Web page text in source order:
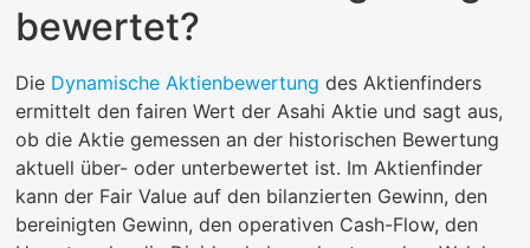
bewertet?
Die Dynamische Aktienbewertung des Aktienfinders
ermittelt den fairen Wert der Asahi Aktie und sagt aus,
ob die Aktie gemessen an der historischen Bewertung
aktuell über- oder unterbewertet ist. Im Aktienfinder
kann der Fair Value auf den bilanzierten Gewinn, den
bereinigten Gewinn, den operativen Cash-Flow, den